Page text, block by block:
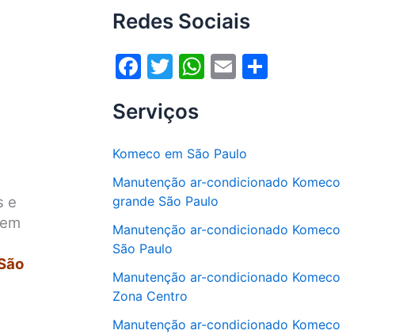
e
Redes Sociais
F
c
b
o
o
k
T
itt
er
W
s
A
p
E
l
Serviços
Komeco em São Paulo
Manutenção ar-condicionado Komeco
grande São Paulo
Manutenção ar-condicionado Komeco
São Paulo
Manutenção ar-condicionado Komeco
Zona Centro
Manutenção ar-condicionado Komeco